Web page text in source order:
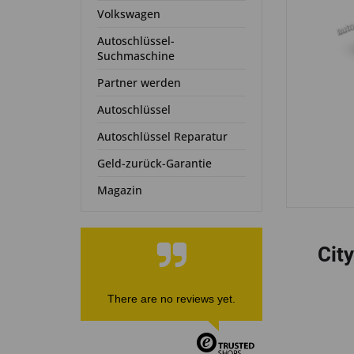
Volkswagen
Autoschlüssel-
Suchmaschine
Partner werden
Autoschlüssel
Autoschlüssel Reparatur
Geld-zurück-Garantie
Magazin
There are no reviews yet.
City